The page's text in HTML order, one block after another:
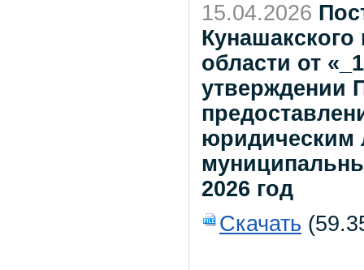
15.04.2026
области от
утверждении
юридическим
2026 год
Скачать